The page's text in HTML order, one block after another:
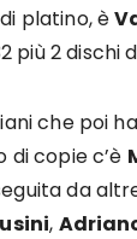
platino, è
più 2 dischi
che poi
di copie c’è
da
,